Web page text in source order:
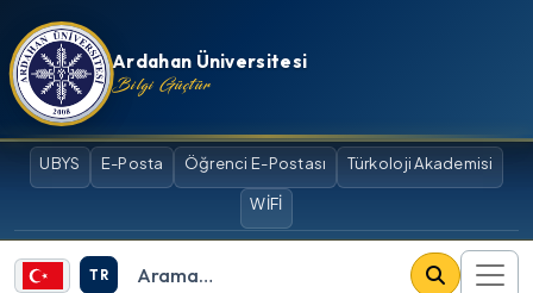
İçeriğe atla
Ardahan Üniversitesi
Bilgi Güçtür
UBYS E-Posta Öğrenci E-Postası Türkoloji Akademisi
WİFİ
TR